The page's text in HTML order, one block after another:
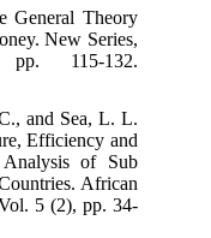
General Theory
New Series,
115-132.
and Sea, L. L.
Efficiency and
of Sub
African
5 (2), pp. 34-